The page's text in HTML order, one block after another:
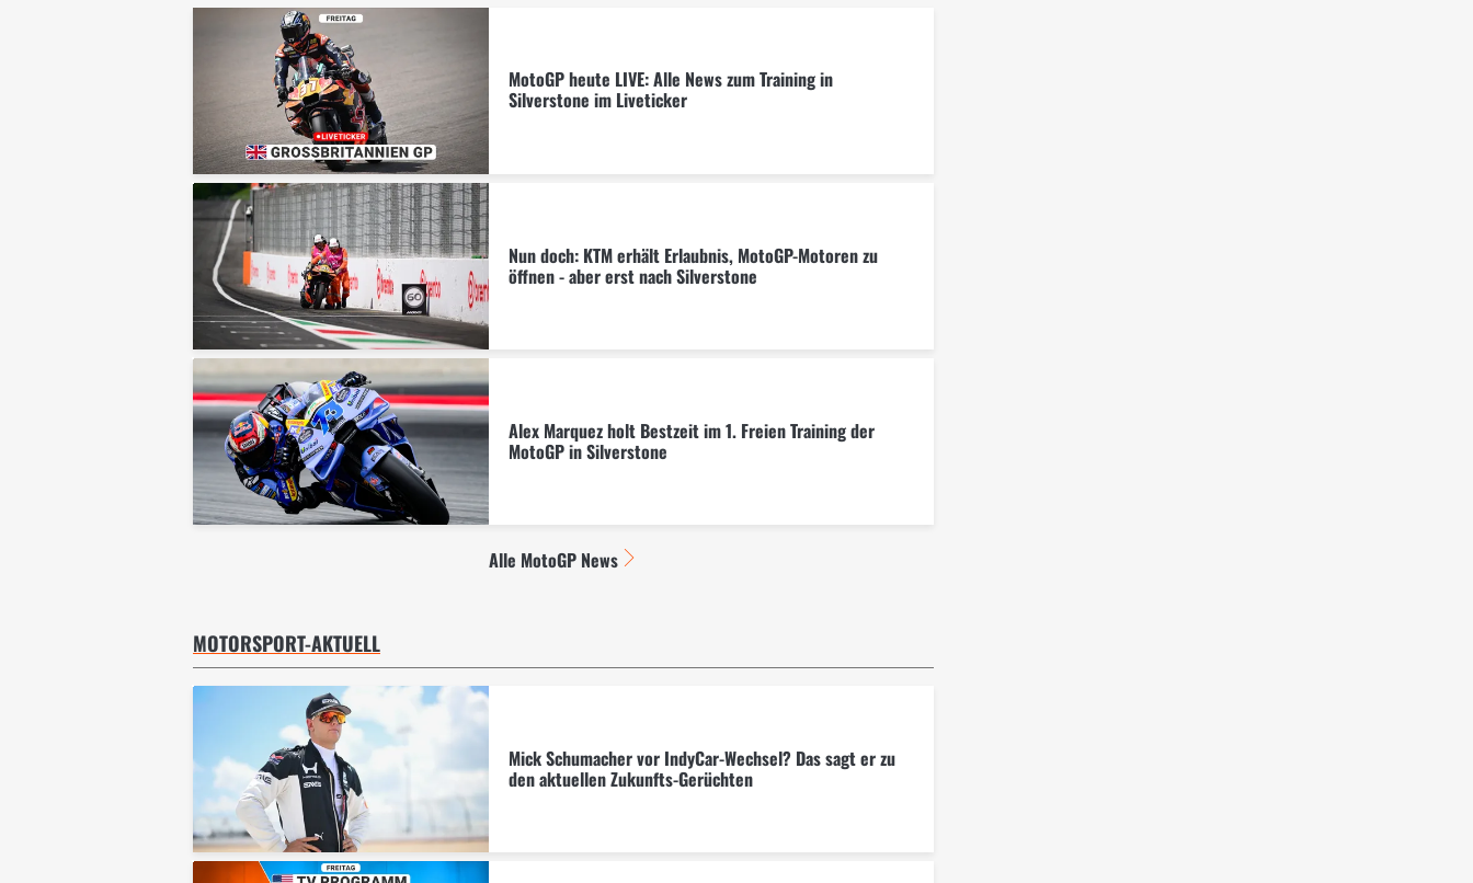
MotoGP heute LIVE: Alle News zum Training in
Silverstone im Liveticker
Nun doch: KTM erhält Erlaubnis, MotoGP-Motoren zu
öffnen - aber erst nach Silverstone
Alex Marquez holt Bestzeit im 1. Freien Training der
MotoGP in Silverstone
Alle MotoGP News
MOTORSPORT-AKTUELL
Mick Schumacher vor IndyCar-Wechsel? Das sagt er zu
den aktuellen Zukunfts-Gerüchten